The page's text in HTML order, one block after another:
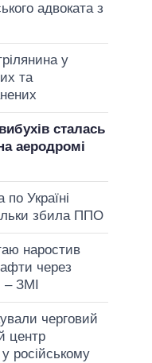
адвоката з
у
та
сталась
аеродромі
по Україні
збила ППО
наростив
через
ЗМІ
черговий
центр
російському